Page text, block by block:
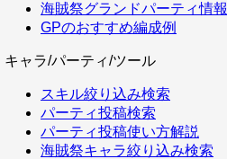
海賊祭グランドパーティ情報
GPのおすすめ編成例
キャラ/パーティ/ツール
スキル絞り込み検索
パーティ投稿検索
パーティ投稿使い方解説
海賊祭キャラ絞り込み検索